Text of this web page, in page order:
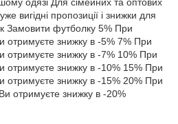
вигідні пропозиції і знижки для
Замовити футболку 5% При
отримуєте знижку в -5% 7% При
отримуєте знижку в -7% 10% При
отримуєте знижку в -10% 15% При
отримуєте знижку в -15% 20% При
отримуєте знижку в -20%